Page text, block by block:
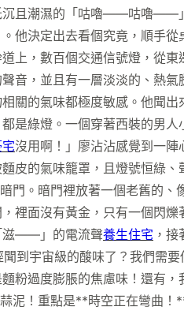
沉且潮濕的「咕嚕——咕嚕——
他決定出去看個究竟，順手
上，數百個交通信號燈，從
音，並且有一層淡淡的、熱
的氣味都極度敏感。他聞出
是綠燈。一個穿著西裝的男
沒用啊！」廖沾沾感覺到一陣
皮的氣味籠罩，且燈號恒綠
。暗門裡放著一個老舊的、
裡面沒有黃金，只有一個閃
滋——」的電流聲養生住宅 ，
到宇宙級的酸味了？我們需
粉過度膨脹的焦慮味！還有
泥！重點是**時空正在彎曲